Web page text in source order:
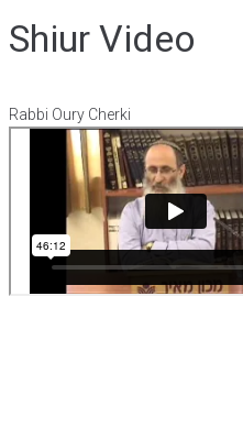
Shiur Video
Rabbi Oury Cherki